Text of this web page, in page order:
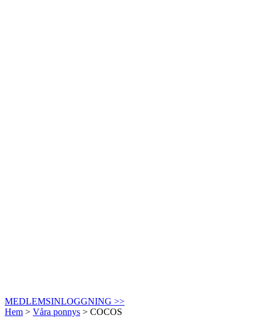
MEDLEMSINLOGGNING >>
Hem > Våra ponnys > COCOS